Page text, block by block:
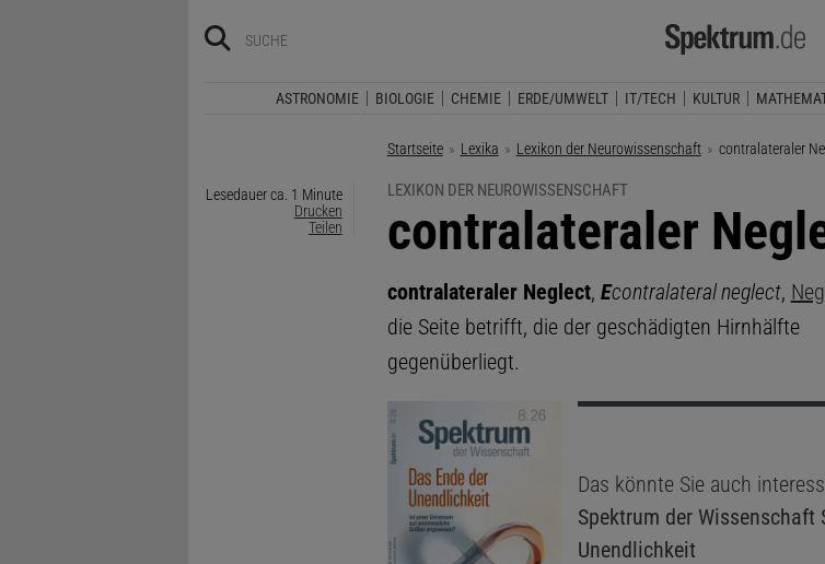
ASTRONOMIE BIOLOGIE CHEMIE ERDE/UMWELT IT/TECH KULTUR
Startseite Lexika Lexikon der Neurowissenschaft Aktuelle Seite:
contralateraler
Lesedauer ca. 1 Minute
Drucken
Teilen
LEXIKON DER NEUROWISSENSCHAFT
:
contralateraler
contralateraler Neglect, Econtralateral neglect,
die Seite betrifft, die der geschädigten Hirnhälfte
gegenüberliegt.
Das könnte Sie auch
Spektrum der Wissenschaft
Unendlichkeit